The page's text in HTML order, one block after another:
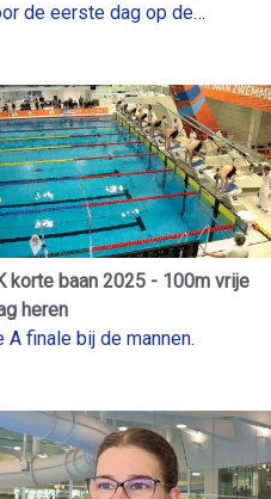
de eerste dag op de
korte baan 2025 - 100m vrije
heren
A finale bij de mannen.